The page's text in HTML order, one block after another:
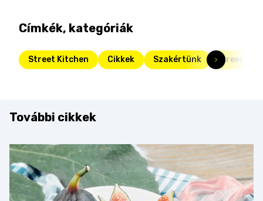
Címkék, kategóriák
Street Kitchen Cikkek Szakértünk Green
További cikkek